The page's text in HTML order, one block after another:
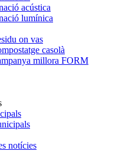
acústica
lumínica
on vas
casolà
millora FORM
notícies